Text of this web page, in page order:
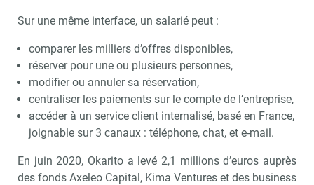
Sur une même interface, un salarié peut :
comparer les milliers d’offres disponibles,
réserver pour une ou plusieurs personnes,
modifier ou annuler sa réservation,
centraliser les paiements sur le compte de l’entreprise,
accéder à un service client internalisé, basé en France,
joignable sur 3 canaux : téléphone, chat, et e-mail.
En juin 2020, Okarito a levé 2,1 millions d’euros auprès
des fonds Axeleo Capital, Kima Ventures et des business